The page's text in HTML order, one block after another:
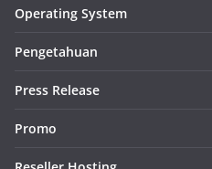
Operating System
Pengetahuan
Press Release
Promo